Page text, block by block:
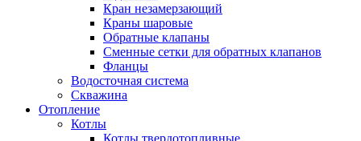
Кран незамерзающий
Краны шаровые
Обратные клапаны
Сменные сетки для обратных клапанов
Фланцы
Водосточная система
Скважина
Отопление
Котлы
Котлы твердотопливные